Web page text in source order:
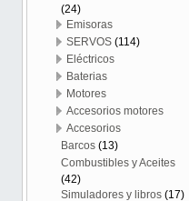
(24)
Emisoras
SERVOS (114)
Eléctricos
Baterias
Motores
Accesorios motores
Accesorios
Barcos (13)
Combustibles y Aceites
(42)
Simuladores y libros (17)